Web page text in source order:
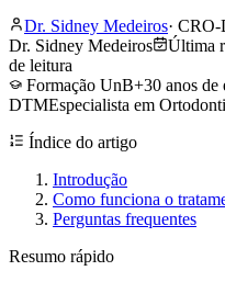
Dr. Sidney Medeiros· CRO-
Dr. Sidney Medeiros
Última
de leitura
Formação UnB+30 anos de
DTMEspecialista em
Índice do artigo
Introdução
Como funciona o
Perguntas frequentes
Resumo rápido